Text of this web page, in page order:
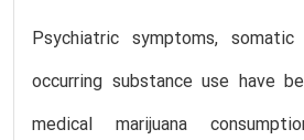
Psychiatric symptoms,
occurring substance use have
medical marijuana